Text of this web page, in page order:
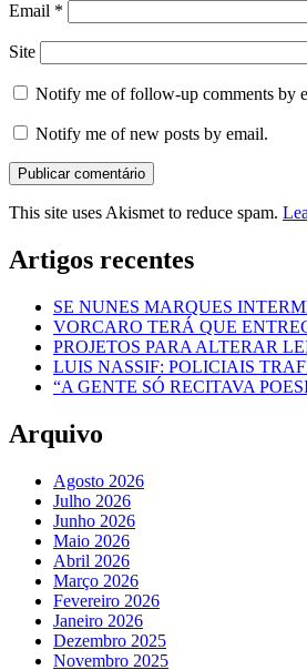
Email *
Site
Notify me of follow-up comments by
Notify me of new posts by email.
This site uses Akismet to reduce spam.
Artigos recentes
SE NUNES MARQUES
VORCARO TERÁ QUE
PROJETOS PARA ALTERAR
LUIS NASSIF: POLICIAIS
“A GENTE SÓ RECITAVA
Arquivo
Agosto 2026
Julho 2026
Junho 2026
Maio 2026
Abril 2026
Março 2026
Fevereiro 2026
Janeiro 2026
Dezembro 2025
Novembro 2025